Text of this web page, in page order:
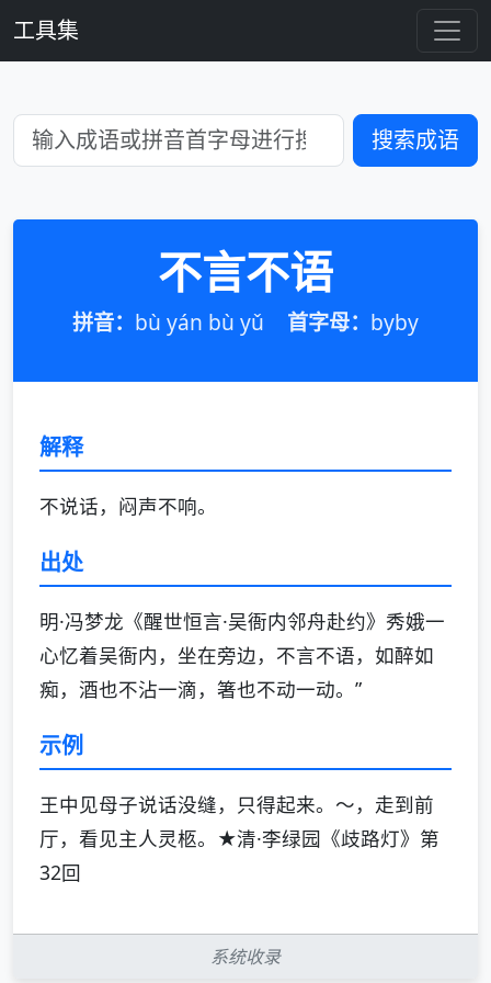
工具集
搜索成语
不言不语
拼音： bù yán bù yǔ 首字母： byby
解释
不说话，闷声不响。
出处
明·冯梦龙《醒世恒言·吴衙内邻舟赴约》秀娥一
心忆着吴衙内，坐在旁边，不言不语，如醉如
痴，酒也不沾一滴，箸也不动一动。”
示例
王中见母子说话没缝，只得起来。～，走到前
厅，看见主人灵柩。★清·李绿园《歧路灯》第
32回
系统收录